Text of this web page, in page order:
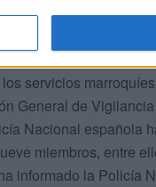
servicios
General de Vigilancia
Nacional española
miembros, entre
informado la Policía